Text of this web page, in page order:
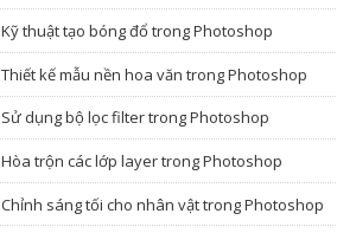
Kỹ thuật tạo bóng đổ trong Photoshop
Thiết kế mẫu nền hoa văn trong Photoshop
Sử dụng bộ lọc filter trong Photoshop
Hòa trộn các lớp layer trong Photoshop
Chỉnh sáng tối cho nhân vật trong Photoshop